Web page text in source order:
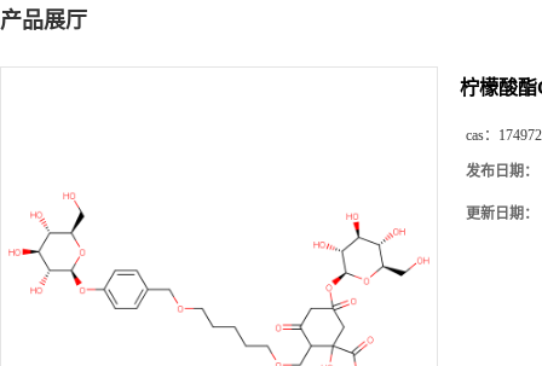
产品展厅
柠檬酸酯
cas：
发布日期：
更新日期：